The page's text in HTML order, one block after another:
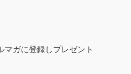
マガに登録しプレゼント